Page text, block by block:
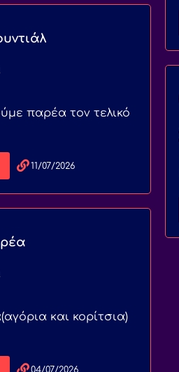
παρέα τον τελικό
11/07/2026
και κορίτσια)
04/07/2026